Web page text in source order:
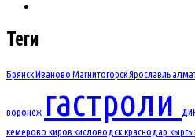
Теги
БрянскИваново МагнитогорскЯрославль
воронеж гастроли
кемерово киров кисловодск краснодар